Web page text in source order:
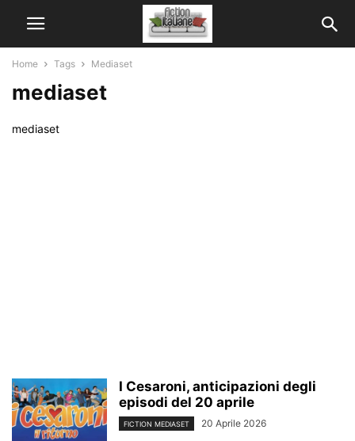
Home Tags Mediaset
mediaset
mediaset
I Cesaroni, anticipazioni degli
episodi del 20 aprile
FICTION MEDIASET 20 Aprile 2026